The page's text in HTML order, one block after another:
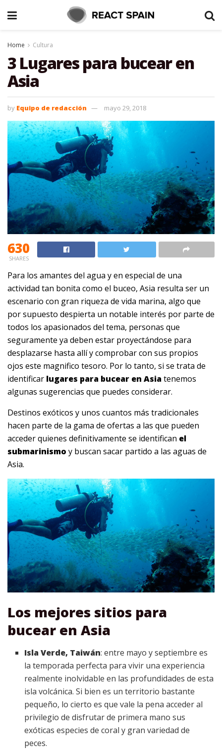
Home Cultura
3 Lugares para bucear en
Asia
by Equipo de redacción mayo 29, 2018
630
SHARES
Para los amantes del agua y en especial de una
actividad tan bonita como el buceo, Asia resulta ser un
escenario con gran riqueza de vida marina, algo que
por supuesto despierta un notable interés por parte de
todos los apasionados del tema, personas que
seguramente ya deben estar proyectándose para
desplazarse hasta allí y comprobar con sus propios
ojos este magnifico tesoro. Por lo tanto, si se trata de
identificar lugares para bucear en Asiatenemos
algunas sugerencias que puedes considerar.
Destinos exóticos y unos cuantos más tradicionales
hacen parte de la gama de ofertas a las que pueden
acceder quienes definitivamente se identifican el
submarinismo y buscan sacar partido a las aguas de
Asia.
Los mejores sitios para
bucear en Asia
Isla Verde, Taiwán: entre mayo y septiembre es
la temporada perfecta para vivir una experiencia
realmente inolvidable en las profundidades de esta
isla volcánica. Si bien es un territorio bastante
pequeño, lo cierto es que vale la pena acceder al
privilegio de disfrutar de primera mano sus
exóticas especies de coral y gran variedad de
peces.